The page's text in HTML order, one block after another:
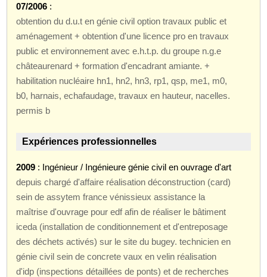
07/2006 :
obtention du d.u.t en génie civil option travaux public et
aménagement + obtention d'une licence pro en travaux
public et environnement avec e.h.t.p. du groupe n.g.e
châteaurenard + formation d'encadrant amiante. +
habilitation nucléaire hn1, hn2, hn3, rp1, qsp, me1, m0,
b0, harnais, echafaudage, travaux en hauteur, nacelles.
permis b
Expériences professionnelles
2009 : Ingénieur / Ingénieure génie civil en ouvrage d'art
depuis chargé d'affaire réalisation déconstruction (card)
sein de assytem france vénissieux assistance la
maîtrise d'ouvrage pour edf afin de réaliser le bâtiment
iceda (installation de conditionnement et d'entreposage
des déchets activés) sur le site du bugey. technicien en
génie civil sein de concrete vaux en velin réalisation
d'idp (inspections détaillées de ponts) et de recherches